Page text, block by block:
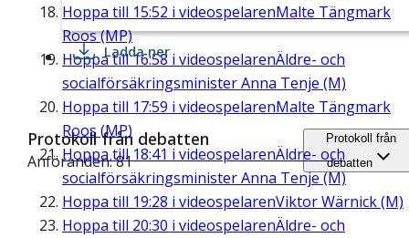
Hoppa till 15:52 i videospelarenMalte Tängmark
Roos (MP)
Hoppa till16:58 i videospelarenÄldre- och
socialförsäkringsminister Anna Tenje (M)
Hoppa till 17:59 i videospelarenMalte Tängmark
Roos (MP)
Hoppa till 18:41 i videospelarenÄldre- och
socialförsäkringsminister Anna Tenje (M)
Hoppa till 19:28 i videospelarenViktor Wärnick (M)
Hoppa till 20:30 i videospelarenÄldre- och
Ladda ner
Protokoll från debatten
Anföranden: 81
Protokoll från
debatten